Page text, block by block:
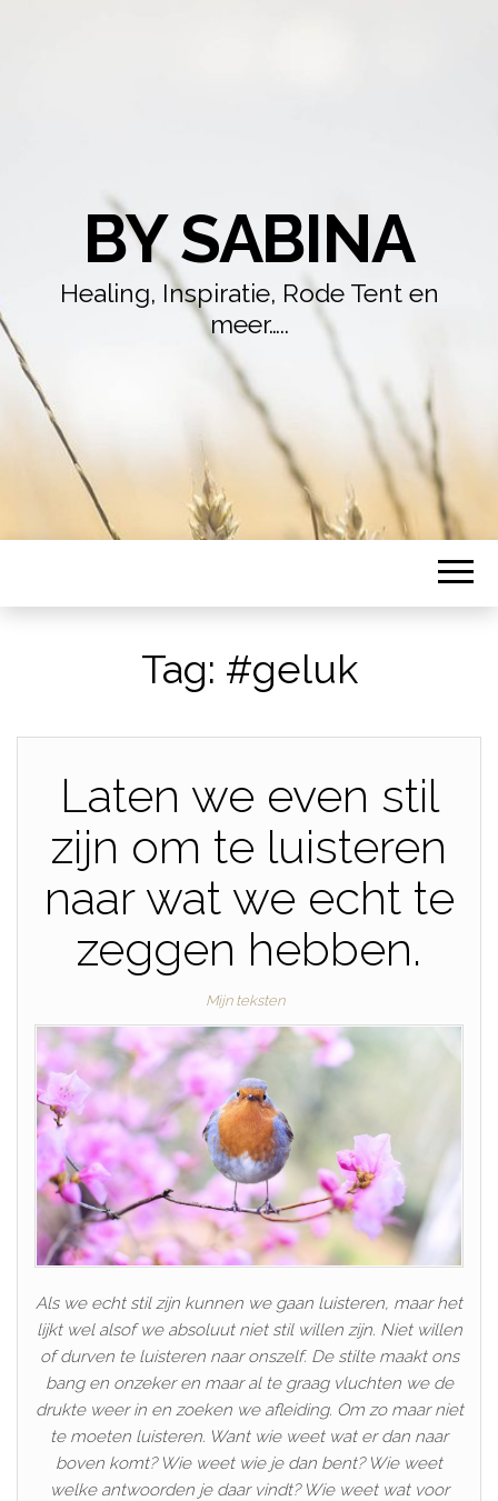
BY SABINA
Healing, Inspiratie, Rode Tent en
meer…..
Tag: #geluk
Laten we even stil
zijn om te luisteren
naar wat we echt te
zeggen hebben.
Mijn teksten
Als we echt stil zijn kunnen we gaan luisteren, maar het
lijkt wel alsof we absoluut niet stil willen zijn. Niet willen
of durven te luisteren naar onszelf. De stilte maakt ons
bang en onzeker en maar al te graag vluchten we de
drukte weer in en zoeken we afleiding. Om zo maar niet
te moeten luisteren. Want wie weet wat er dan naar
boven komt? Wie weet wie je dan bent? Wie weet
welke antwoorden je daar vindt? Wie weet wat voor